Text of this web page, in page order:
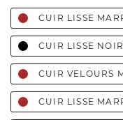
CUIR LISSE
CUIR LISSE NOIR
CUIR VELOURS
CUIR LISSE